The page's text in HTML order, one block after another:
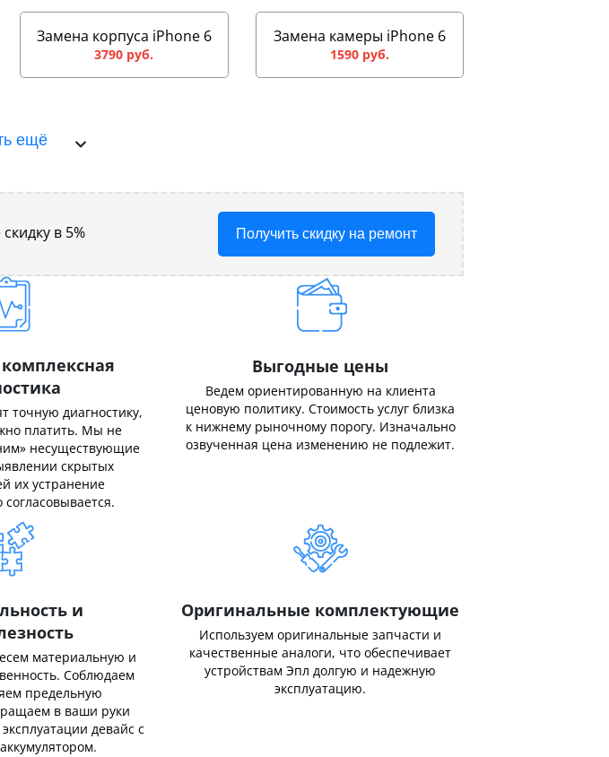
Замена корпуса iPhone 6
3790 руб.
Замена камеры iPhone 6
1590 руб.
ещё
в 5% Получить скидку на ремонт
точную диагностику,
платить. Мы не
несуществующие
скрытых
их устранение
Выгодные цены
Ведем ориентированную на клиента
ценовую политику. Стоимость услуг близка
к нижнему рыночному порогу. Изначально
озвученная цена изменению не подлежит.
и
материальную и
Соблюдаем
предельную
в ваши руки
девайс с
Оригинальные комплектующие
Используем оригинальные запчасти и
качественные аналоги, что обеспечивает
устройствам Эпл долгую и надежную
эксплуатацию.